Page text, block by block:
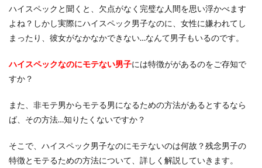
ハイスペックと聞くと、欠点がなく完璧な人間を思い浮かべます
よね？しかし実際にハイスペック男子なのに、女性に嫌われてし
まったり、彼女がなかなかできない…なんて男子もいるのです。
ハイスペックなのにモテない男子には特徴ががあるのをご存知で
すか？
また、非モテ男からモテる男になるための方法があるとするなら
ば、その方法…知りたくないですか？
そこで、ハイスペック男子なのにモテないのは何故？残念男子の
特徴とモテるための方法について、詳しく解説していきます。